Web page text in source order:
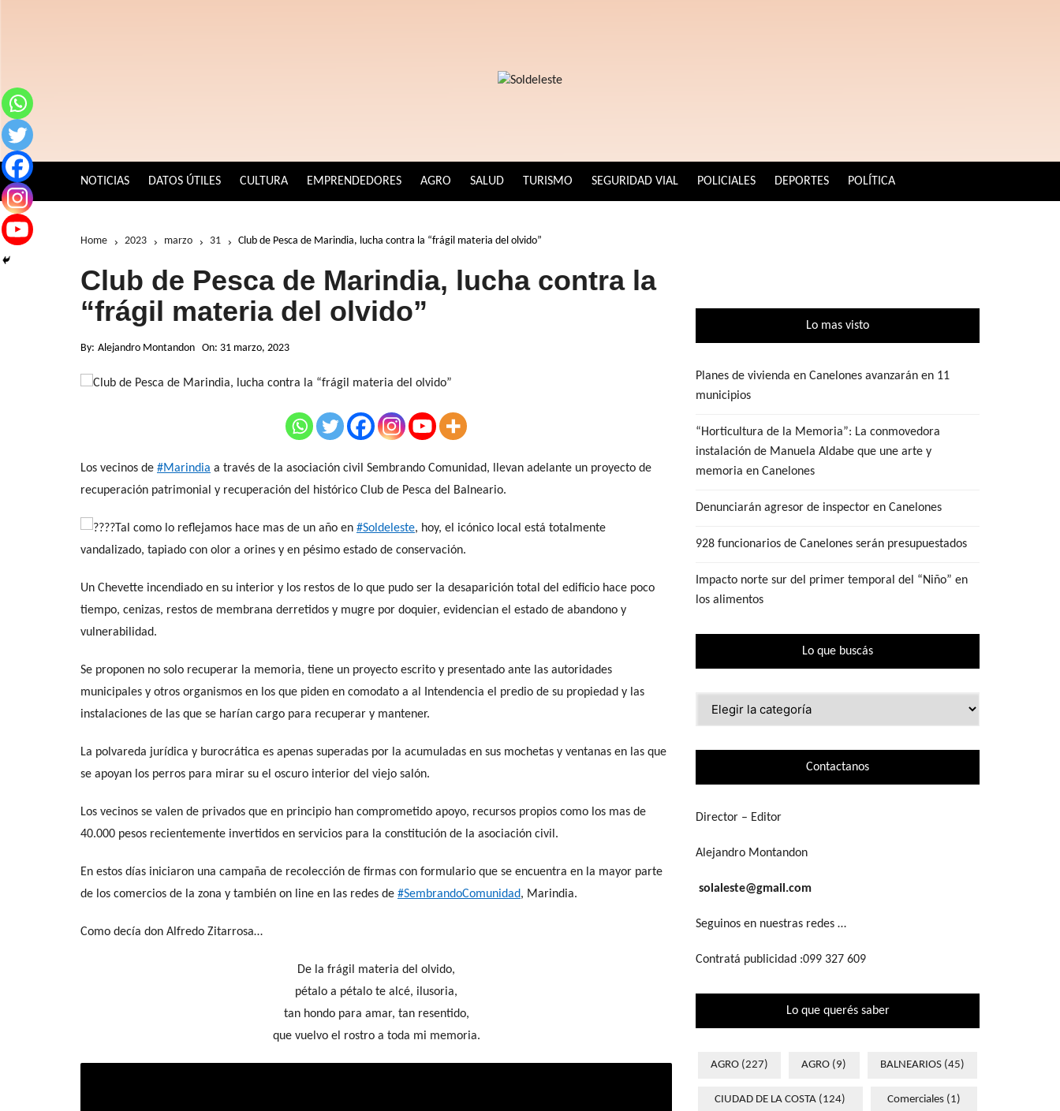
NOTICIAS DATOS ÚTILES CULTURA EMPRENDEDORES AGRO SALUD TURISMO SEGURIDAD VIAL POLICIALES DEPORTES POLÍTICA
Home 2023 marzo 31 Club de Pesca de Marindia, lucha contra la “frágil materia del olvido”
Club de Pesca de Marindia, lucha contra la
“frágil materia del olvido”
By: Alejandro Montandon On: 31 marzo, 2023
Los vecinos de #Marindia a través de la asociación civil Sembrando Comunidad, llevan adelante un proyecto de
recuperación patrimonial y recuperación del histórico Club de Pesca del Balneario.
Tal como lo reflejamos hace mas de un año en #Soldeleste, hoy, el icónico local está totalmente
vandalizado, tapiado con olor a orines y en pésimo estado de conservación.
Un Chevette incendiado en su interior y los restos de lo que pudo ser la desaparición total del edificio hace poco
tiempo, cenizas, restos de membrana derretidos y mugre por doquier, evidencian el estado de abandono y
vulnerabilidad.
Se proponen no solo recuperar la memoria, tiene un proyecto escrito y presentado ante las autoridades
municipales y otros organismos en los que piden en comodato a al Intendencia el predio de su propiedad y las
instalaciones de las que se harían cargo para recuperar y mantener.
La polvareda jurídica y burocrática es apenas superadas por la acumuladas en sus mochetas y ventanas en las que
se apoyan los perros para mirar su el oscuro interior del viejo salón.
Los vecinos se valen de privados que en principio han comprometido apoyo, recursos propios como los mas de
40.000 pesos recientemente invertidos en servicios para la constitución de la asociación civil.
En estos días iniciaron una campaña de recolección de firmas con formulario que se encuentra en la mayor parte
de los comercios de la zona y también on line en las redes de #SembrandoComunidad, Marindia.
Como decía don Alfredo Zitarrosa…
De la frágil materia del olvido,
pétalo a pétalo te alcé, ilusoria,
tan hondo para amar, tan resentido,
que vuelvo el rostro a toda mi memoria.
Lo mas visto
Planes de vivienda en Canelones avanzarán en 11
municipios
“Horticultura de la Memoria”: La conmovedora
instalación de Manuela Aldabe que une arte y
memoria en Canelones
Denunciarán agresor de inspector en Canelones
928 funcionarios de Canelones serán presupuestados
Impacto norte sur del primer temporal del “Niño” en
los alimentos
Lo que buscás
Contactanos
Director – Editor
Alejandro Montandon
solaleste@gmail.com
Seguinos en nuestras redes …
Contratá publicidad :099 327 609
Lo que querés saber
AGRO (227) AGRO (9) BALNEARIOS(45)
CIUDAD DE LA COSTA (124) Comerciales(1)